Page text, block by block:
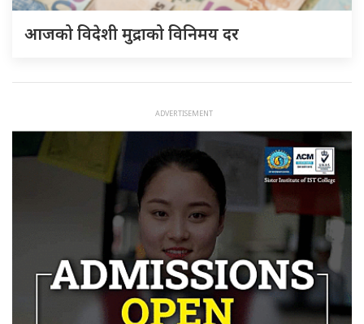
आजको विदेशी मुद्राको विनिमय दर